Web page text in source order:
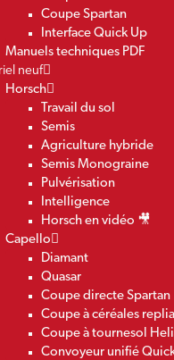
Coupe Spartan
Interface Quick Up
Manuels techniques PDF
neuf
Horsch
Travail du sol
Semis
Agriculture hybride
Semis Monograine
Pulvérisation
Intelligence
Horsch en vidéo 🎥
Capello
Diamant
Quasar
Coupe directe Spartan
Coupe à céréales
Coupe à tournesol
Convoyeur unifié